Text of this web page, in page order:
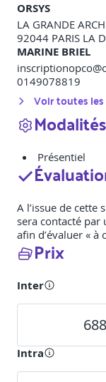
ORSYS
LA GRANDE
92044 PARIS LA
MARINE BRIEL
0149078819
Voir toutes
Modalités
Présentiel
A l’issue de cette
sera contacté par
afin d’évaluer «
Prix
Inter
Intra